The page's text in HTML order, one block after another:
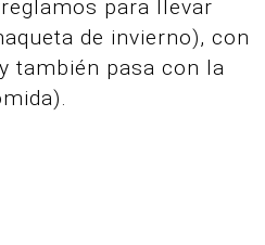
para llevar
de invierno), con
también pasa con la